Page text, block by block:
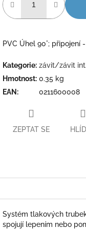
PVC Úhel 90°; připojení
Kategorie: závit/závit int.
Hmotnost: 0.35 kg
EAN : 0211600008
ZEPTAT SE
Systém tlakových
spojují lepením nebo